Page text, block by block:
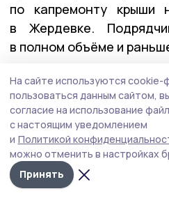
по капремонту крыши
в Жердевке.
в полном объёме и
Герои Тамбовщины
На этой неделе вместе
школы
Кондратенко
дипломы выпускникам
программы «Герои
На сайте используются cookie-
пользоваться данным сайтом,
согласие на использование
с настоящим уведомлением
и Политикой
можно отменить в настройках
Принять